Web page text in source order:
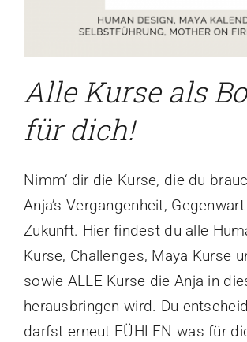
Alle Kurse als
für dich!
Nimm‘ dir die Kurse, die du
Anja’s Vergangenheit,
Zukunft. Hier findest du alle
Kurse, Challenges, Maya Kurse
sowie ALLE Kurse die Anja in
herausbringen wird. Du
darfst erneut FÜHLEN was für